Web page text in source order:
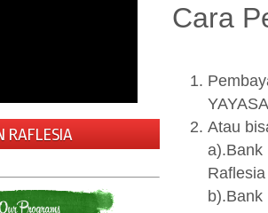
RAFLESIA
Cara
Atau
a).Bank
Raflesia
b).Bank